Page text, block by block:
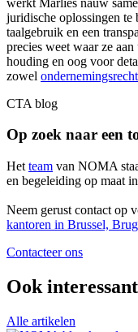
juridische oplossingen te
taalgebruik en een
precies weet waar ze
houding en oog voor
zowel ondernemingsrecht
CTA blog
Op zoek naar een
Het team van NOMA
en begeleiding op maat
Neem gerust contact op
kantoren in Brussel,
Contacteer ons
Ook interessant
Alle artikelen